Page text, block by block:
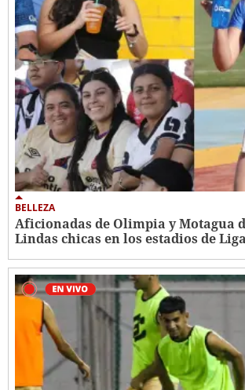
BELLEZA
Aficionadas de Olimpia y Motagua
Lindas chicas en los estadios de